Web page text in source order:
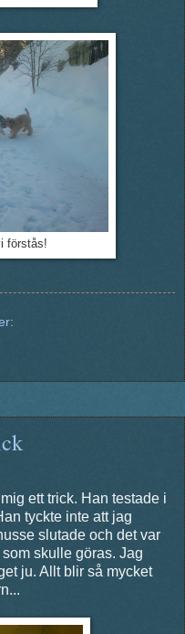
förstås!
ett trick. Han testade i
tyckte inte att jag
slutade och det var
skulle göras. Jag
ju. Allt blir så mycket